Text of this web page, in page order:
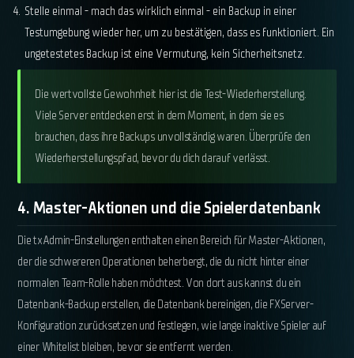
Stelle einmal - mach das wirklich einmal - ein Backup in einer
Testumgebung wieder her, um zu bestätigen, dass es funktioniert. Ein
ungetestetes Backup ist eine Vermutung, kein Sicherheitsnetz.
Die wertvollste Gewohnheit hier ist die Test-Wiederherstellung.
Viele Server entdecken erst in dem Moment, in dem sie es
brauchen, dass ihre Backups unvollständig waren. Überprüfe den
Wiederherstellungspfad, bevor du dich darauf verlässt.
4. Master-Aktionen und die Spielerdatenbank
Die txAdmin-Einstellungen enthalten einen Bereich für Master-Aktionen,
der die schwereren Operationen beherbergt, die du nicht hinter einer
normalen Team-Rolle haben möchtest. Von dort aus kannst du ein
Datenbank-Backup erstellen, die Datenbank bereinigen, die FXServer-
Konfiguration zurücksetzen und festlegen, wie lange inaktive Spieler auf
einer Whitelist bleiben, bevor sie entfernt werden.